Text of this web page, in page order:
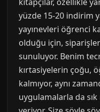
yüzde 15-20 indirim
yayınevleri öğrenci
olduğu için,
sunuluyor. Benim
kırtasiyelerin çoğu,
kalmıyor, aynı
uygulamalarla da